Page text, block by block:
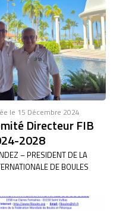
le 15 Décembre 2024
Directeur FIB
2028
– PRESIDENT DE LA
DE BOULES